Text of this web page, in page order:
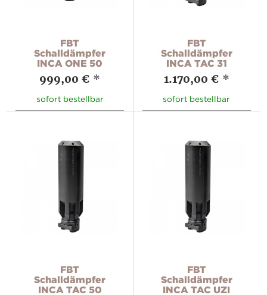
FBT
Schalldämpfer
INCA ONE 50
999,00 € *
sofort bestellbar
FBT
Schalldämpfer
INCA TAC 31
1.170,00 € *
sofort bestellbar
FBT
Schalldämpfer
INCA TAC 50
FBT
Schalldämpfer
INCA TAC UZI